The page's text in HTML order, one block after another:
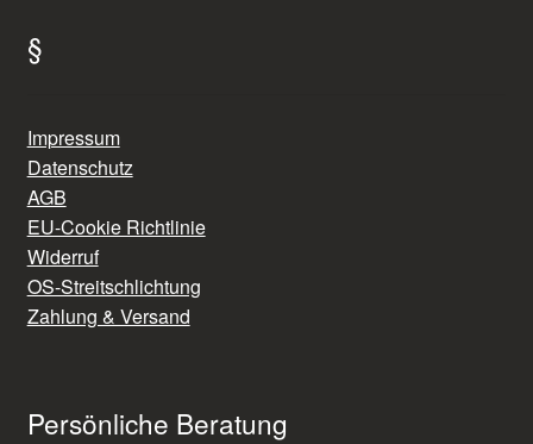
§
Impressum
Datenschutz
AGB
EU-Cookie Richtlinie
Widerruf
OS-Streitschlichtung
Zahlung & Versand
Persönliche Beratung